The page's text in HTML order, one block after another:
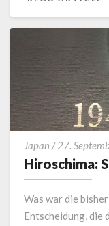
Japan /27.
Hiroschima:
Was war die
Entscheidung, die